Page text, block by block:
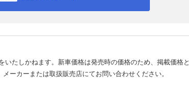
たしかねます。新車価格は発売時の価格のため、掲載価格
ーカーまたは取扱販売店にてお問い合わせください。